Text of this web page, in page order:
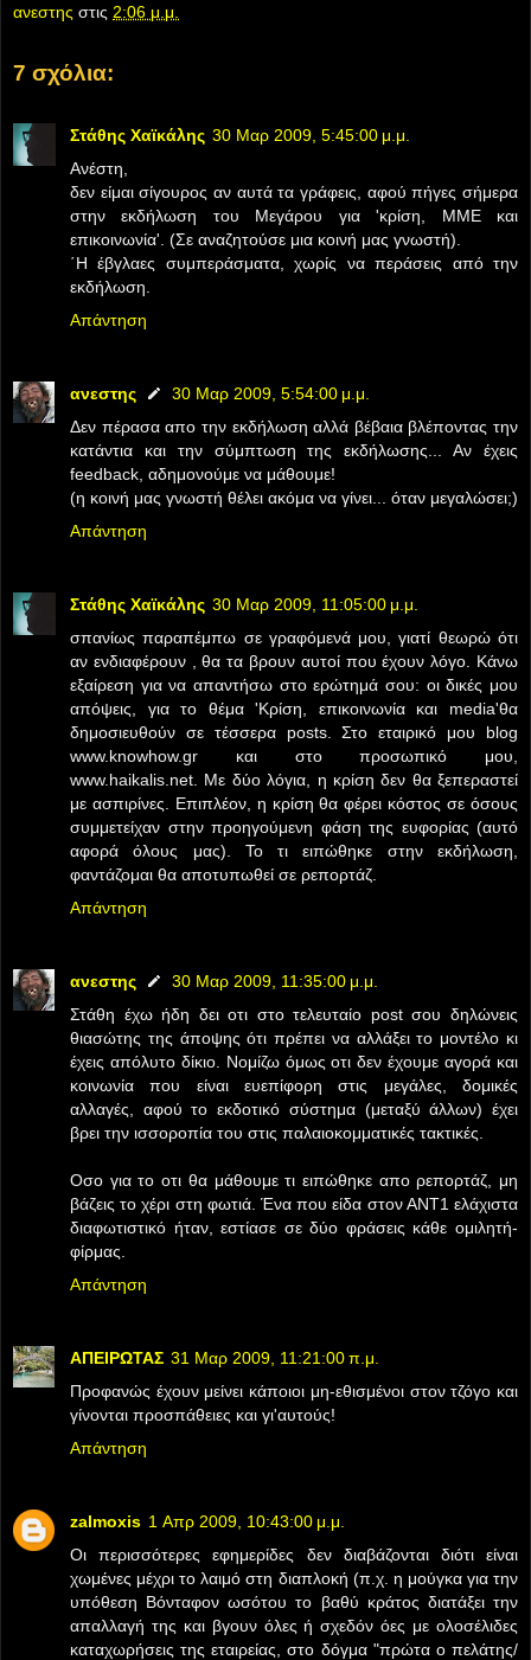
ανεστης στις 2:06 μ.μ.
7 σχόλια:
Στάθης Χαϊκάλης 30 Μαρ 2009, 5:45:00 μ.μ.
Ανέστη,
δεν είμαι σίγουρος αν αυτά τα γράφεις, αφού πήγες σήμερα
στην εκδήλωση του Μεγάρου για 'κρίση, ΜΜΕ και
επικοινωνία'. (Σε αναζητούσε μια κοινή μας γνωστή).
΄Η έβγλαες συμπεράσματα, χωρίς να περάσεις από την
εκδήλωση.
Απάντηση
ανεστης
30 Μαρ 2009, 5:54:00 μ.μ.
Δεν πέρασα απο την εκδήλωση αλλά βέβαια βλέποντας την
κατάντια και την σύμπτωση της εκδήλωσης... Αν έχεις
feedback, αδημονούμε να μάθουμε!
(η κοινή μας γνωστή θέλει ακόμα να γίνει... όταν μεγαλώσει;)
Απάντηση
Στάθης Χαϊκάλης 30 Μαρ 2009, 11:05:00 μ.μ.
σπανίως παραπέμπω σε γραφόμενά μου, γιατί θεωρώ ότι
αν ενδιαφέρουν , θα τα βρουν αυτοί που έχουν λόγο. Κάνω
εξαίρεση για να απαντήσω στο ερώτημά σου: οι δικές μου
απόψεις, για το θέμα 'Κρίση, επικοινωνία και media'θα
δημοσιευθούν σε τέσσερα posts. Στο εταιρικό μου blog
www.knowhow.gr και στο προσωπικό μου,
www.haikalis.net. Με δύο λόγια, η κρίση δεν θα ξεπεραστεί
με ασπιρίνες. Επιπλέον, η κρίση θα φέρει κόστος σε όσους
συμμετείχαν στην προηγούμενη φάση της ευφορίας (αυτό
αφορά όλους μας). Το τι ειπώθηκε στην εκδήλωση,
φαντάζομαι θα αποτυπωθεί σε ρεπορτάζ.
Απάντηση
ανεστης
30 Μαρ 2009, 11:35:00 μ.μ.
Στάθη έχω ήδη δει οτι στο τελευταίο post σου δηλώνεις
θιασώτης της άποψης ότι πρέπει να αλλάξει το μοντέλο κι
έχεις απόλυτο δίκιο. Νομίζω όμως οτι δεν έχουμε αγορά και
κοινωνία που είναι ευεπίφορη στις μεγάλες, δομικές
αλλαγές, αφού το εκδοτικό σύστημα (μεταξύ άλλων) έχει
βρει την ισσοροπία του στις παλαιοκομματικές τακτικές.
Οσο για το οτι θα μάθουμε τι ειπώθηκε απο ρεπορτάζ, μη
βάζεις το χέρι στη φωτιά. Ένα που είδα στον ΑΝΤ1 ελάχιστα
διαφωτιστικό ήταν, εστίασε σε δύο φράσεις κάθε ομιλητή-
φίρμας.
Απάντηση
ΑΠΕΙΡΩΤΑΣ 31 Μαρ 2009, 11:21:00 π.μ.
Προφανώς έχουν μείνει κάποιοι μη-εθισμένοι στον τζόγο και
γίνονται προσπάθειες και γι'αυτούς!
Απάντηση
zalmoxis 1 Απρ 2009, 10:43:00 μ.μ.
Οι περισσότερες εφημερίδες δεν διαβάζονται διότι είναι
χωμένες μέχρι το λαιμό στη διαπλοκή (π.χ. η μούγκα για την
υπόθεση Βόνταφον ωσότου το βαθύ κράτος διατάξει την
απαλλαγή της και βγουν όλες ή σχεδόν όες με ολοσέλιδες
καταχωρήσεις της εταιρείας, στο δόγμα "πρώτα ο πελάτης/